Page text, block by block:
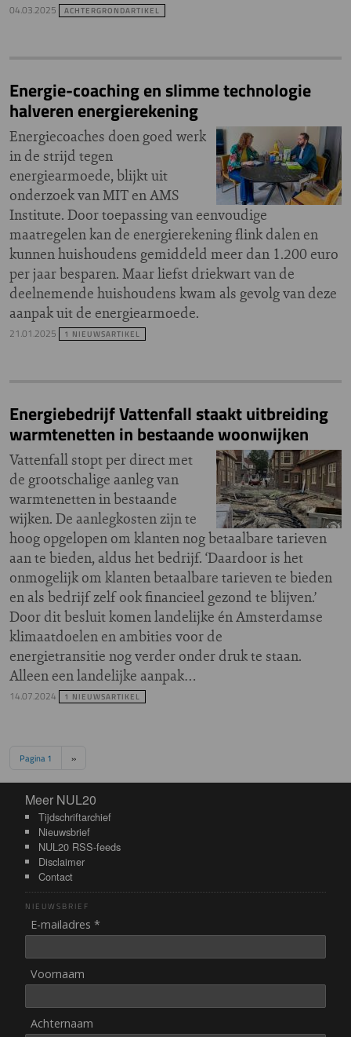
04.03.2025 ACHTERGRONDARTIKEL
Energie-coaching en slimme technologie
halveren energierekening
Energiecoaches doen goed werk
in de strijd tegen
energiearmoede, blijkt uit
onderzoek van MIT en AMS
Institute. Door toepassing van eenvoudige
maatregelen kan de energierekening flink dalen en
kunnen huishoudens gemiddeld meer dan 1.200 euro
per jaar besparen. Maar liefst driekwart van de
deelnemende huishoudens kwam als gevolg van deze
aanpak uit de energiearmoede.
21.01.2025 1 NIEUWSARTIKEL
Energiebedrijf Vattenfall staakt uitbreiding
warmtenetten in bestaande woonwijken
Vattenfall stopt per direct met
de grootschalige aanleg van
warmtenetten in bestaande
wijken. De aanlegkosten zijn te
hoog opgelopen om klanten nog betaalbare tarieven
aan te bieden, aldus het bedrijf. ‘Daardoor is het
onmogelijk om klanten betaalbare tarieven te bieden
en als bedrijf zelf ook financieel gezond te blijven.’
Door dit besluit komen landelijke én Amsterdamse
klimaatdoelen en ambities voor de
energietransitie nog verder onder druk te staan.
Alleen een landelijke aanpak…
14.07.2024 1 NIEUWSARTIKEL
Paginering
Pagina 1 Volgende pagina
››
Meer NUL20
Meer NUL20
Tijdschriftarchief
Nieuwsbrief
NUL20 RSS-feeds
Disclaimer
Contact
NIEUWSBRIEF
E-mailadres *
Voornaam
Achternaam